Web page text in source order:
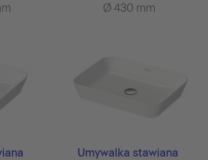
Ø 430 mm
Umywalka stawiana